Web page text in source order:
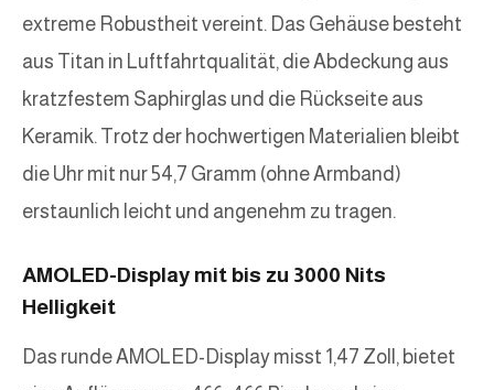
extreme Robustheit vereint. Das Gehäuse besteht
aus Titan in Luftfahrtqualität, die Abdeckung aus
kratzfestem Saphirglas und die Rückseite aus
Keramik. Trotz der hochwertigen Materialien bleibt
die Uhr mit nur 54,7 Gramm (ohne Armband)
erstaunlich leicht und angenehm zu tragen.
AMOLED-Display mit bis zu 3000 Nits
Helligkeit
Das runde AMOLED-Display misst 1,47 Zoll, bietet